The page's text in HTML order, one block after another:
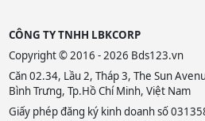
CÔNG TY TNHH LBKCORP
Copyright © 2016 - 2026 Bds123.vn
Căn 02.34, Lầu 2, Tháp 3, The Sun
Bình Trưng, Tp.Hồ Chí Minh, Việt Nam
Giấy phép đăng ký kinh doanh số